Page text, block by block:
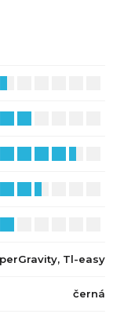
Tl-easy
černá